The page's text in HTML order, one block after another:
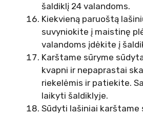
šaldiklį 24 valandoms.
Kiekvieną paruoštą
suvyniokite į maistinę
valandoms įdėkite į
Karštame sūryme
kvapni ir nepaprastai
riekelėmis ir patiekite.
laikyti šaldiklyje.
Sūdyti lašiniai karštame